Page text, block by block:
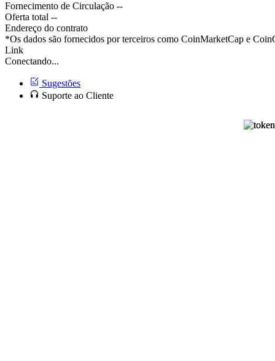
Fornecimento de Circulação --
Oferta total --
Endereço do contrato
*Os dados são fornecidos por terceiros como CoinMarketCap e
Link
Conectando...
Sugestões
Suporte ao Cliente